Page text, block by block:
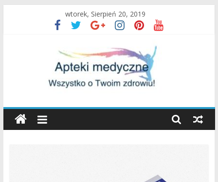
wtorek, Sierpień 20, 2019
Apteki
Medyczne